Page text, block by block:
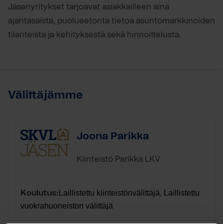
Jäsenyritykset tarjoavat asiakkailleen aina
ajantasaista, puolueetonta tietoa asuntomarkkinoiden
tilanteista ja kehityksestä sekä hinnoittelusta.
Välittäjämme
Joona Parikka
Kiinteistö Parikka LKV
Koulutus: Laillistettu kiinteistönvälittäjä, Laillistettu
vuokrahuoneiston välittäjä